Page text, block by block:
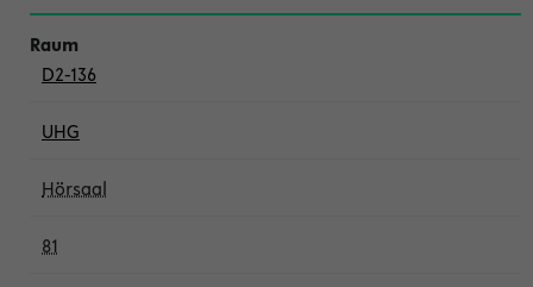
D2-136
UHG
Hörsaal
81